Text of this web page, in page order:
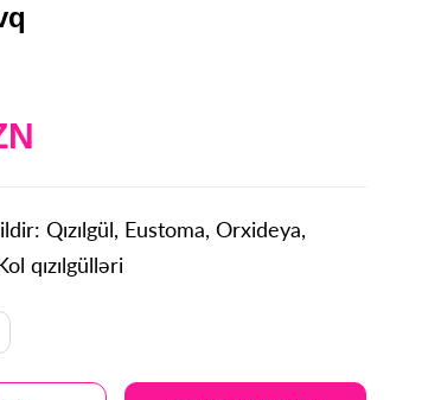
Qızılgül, Eustoma, Orxideya,
qızılgülləri